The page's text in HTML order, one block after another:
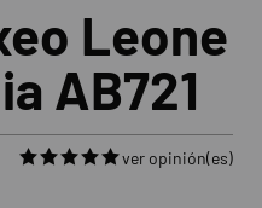
Leone
AB721
ver opinión(es)